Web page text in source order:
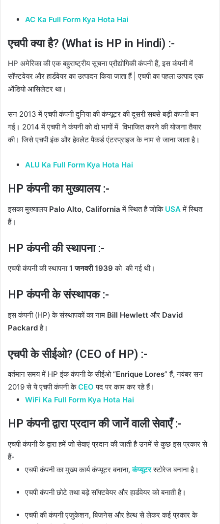
AC Ka Full Form Kya Hota Hai
एचपी क्या है? (What is HP in Hindi) :-
HP अमेरिका की एक बहुराष्ट्रीय सूचना प्रौद्योगिकी कंपनी हैं, इस कंपनी में
सॉफ्टवेयर और हार्डवेयर का उत्पादन किया जाता हैं | एचपी का पहला उत्पाद एक
ऑडियो आसिलेटर था।
सन 2013 में एचपी कंपनी दुनिया की कंप्यूटर की दूसरी सबसे बड़ी कंपनी बन
गई। 2014 में एचपी ने कंपनी को दो भागों में विभाजित करने की योजना तैयार
की। जिसे एचपी इंक और हेवलेट पैकर्ड एंटरप्राइज के नाम से जाना जाता है।
ALU Ka Full Form Kya Hota Hai
HP कंपनी का मुख्यालय :-
इसका मुख्यालय Palo Alto, Californiaमें स्थित है जोकि USAमें स्थित
हैं।
HP कंपनी की स्थापना :-
एचपी कंपनी की स्थापना1 जनवरी 1939 को की गई थी।
HP कंपनी के संस्थापक :-
इस कंपनी (HP) के संस्थापकों का नाम Bill Hewlett और David
Packardहै।
एचपी के सीईओ? (CEO of HP) :-
वर्तमान समय में HP इंक कंपनी के सीईओ “Enrique Lores” हैं, नवंबर सन
2019 से ये एचपी कंपनी केCEOपद पर काम कर रहे हैं।
WiFi Ka Full Form Kya Hota Hai
HP कंपनी द्वारा प्रदान की जानें वाली सेवाएँ :-
एचपी कंपनी के द्वारा हमें जो सेवाएं प्रदान की जाती है उनमें से कुछ इस प्रकार से
हैं-
एचपी कंपनी का मुख्य कार्य कंप्यूटर बनाना,कंप्यूटरस्टोरेज बनाना है।
एचपी कंपनी छोटे तथा बड़े सॉफ्टवेयर और हार्डवेयर को बनाती है।
एचपी की कंपनी एजुकेशन, बिजनेस और हेल्थ से लेकर कई प्रकार के